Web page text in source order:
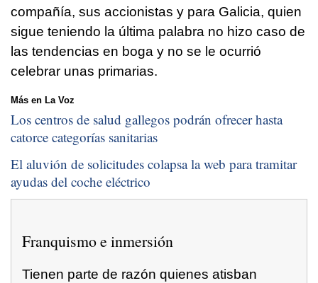
compañía, sus accionistas y para Galicia, quien
sigue teniendo la última palabra no hizo caso de
las tendencias en boga y no se le ocurrió
celebrar unas primarias.
Más en La Voz
Los centros de salud gallegos podrán ofrecer hasta
catorce categorías sanitarias
El aluvión de solicitudes colapsa la web para tramitar
ayudas del coche eléctrico
Franquismo e inmersión
Tienen parte de razón quienes atisban